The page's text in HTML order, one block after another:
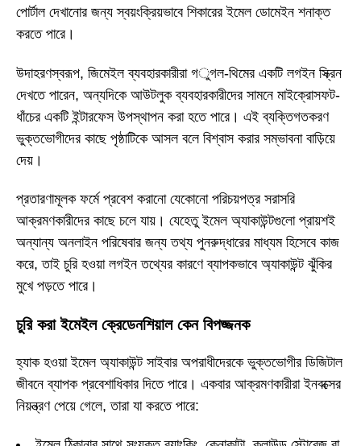
পোর্টাল দেখানোর জন্য স্বয়ংক্রিয়ভাবে শিকারের ইমেল ডোমেইন শনাক্ত
করতে পারে।
উদাহরণস্বরূপ, জিমেইল ব্যবহারকারীরা গুগল-থিমের একটি লগইন স্ক্রিন
দেখতে পারেন, অন্যদিকে আউটলুক ব্যবহারকারীদের সামনে মাইক্রোসফট-
ধাঁচের একটি ইন্টারফেস উপস্থাপন করা হতে পারে। এই ব্যক্তিগতকরণ
ভুক্তভোগীদের কাছে পৃষ্ঠাটিকে আসল বলে বিশ্বাস করার সম্ভাবনা বাড়িয়ে
দেয়।
প্রতারণামূলক ফর্মে প্রবেশ করানো যেকোনো পরিচয়পত্র সরাসরি
আক্রমণকারীদের কাছে চলে যায়। যেহেতু ইমেল অ্যাকাউন্টগুলো প্রায়শই
অন্যান্য অনলাইন পরিষেবার জন্য তথ্য পুনরুদ্ধারের মাধ্যম হিসেবে কাজ
করে, তাই চুরি হওয়া লগইন তথ্যের কারণে ব্যাপকভাবে অ্যাকাউন্ট ঝুঁকির
মুখে পড়তে পারে।
চুরি করা ইমেইল ক্রেডেনশিয়াল কেন বিপজ্জনক
হ্যাক হওয়া ইমেল অ্যাকাউন্ট সাইবার অপরাধীদেরকে ভুক্তভোগীর ডিজিটাল
জীবনে ব্যাপক প্রবেশাধিকার দিতে পারে। একবার আক্রমণকারীরা ইনবক্সের
নিয়ন্ত্রণ পেয়ে গেলে, তারা যা করতে পারে: